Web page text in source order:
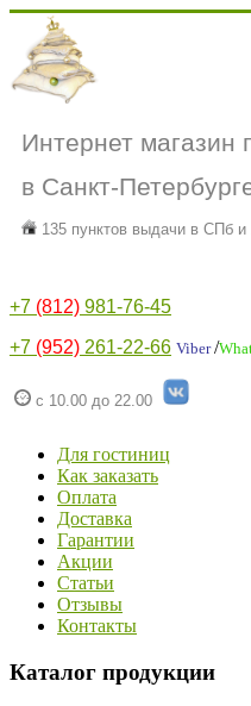
Интернет магазин
в Санкт-
135 пунктов выдачи в СПб
+7 (812) 981-76-45
+7 (952) 261-22-66 Viber/
с 10.00 до 22.00
Для гостиниц
Как заказать
Оплата
Доставка
Гарантии
Акции
Статьи
Отзывы
Контакты
Каталог продукции